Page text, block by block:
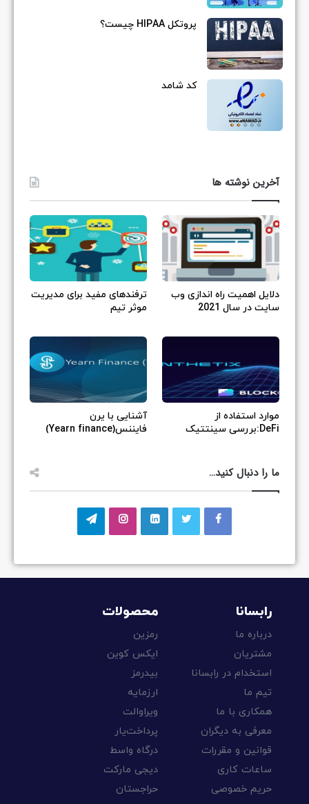
پروتکل HIPAA چیست؟
کد شامد
آخرین نوشته ها
دلایل اهمیت راه اندازی وب
سایت در سال 2021
ترفندهای مفید برای مدیریت
موثر تیم
موارد استفاده از
DeFi:بررسی سینتتیک
آشنایی با یرن
فایننس(Yearn finance)
ما را دنبال کنید…
رابسانا
درباره ما
مشتریان
استخدام در رابسانا
تیم ما
همکاری با ما
معرفی به دیگران
قوانین و مقررات
ساعات کاری
حریم خصوصی
محصولات
رمزین
ایکس کوین
بیدرمز
ارزمایه
ویراوالت
پرداخت‌یار
درگاه واسط
دیجی مارکت
حراجستان